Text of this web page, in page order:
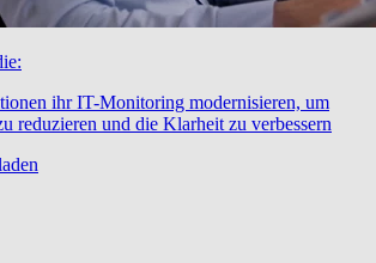
ihr IT-Monitoring modernisieren, um
reduzieren und die Klarheit zu verbessern